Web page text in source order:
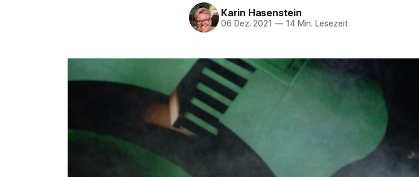
Karin Hasenstein
06 Dez. 2021 —14 Min. Lesezeit